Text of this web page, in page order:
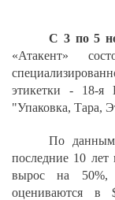
С 3 по 5
«Атакент»
этикетки - 18-я
"Упаковка, Тара,
По данным
последние 10 лет
вырос на 50%,
оцениваются в